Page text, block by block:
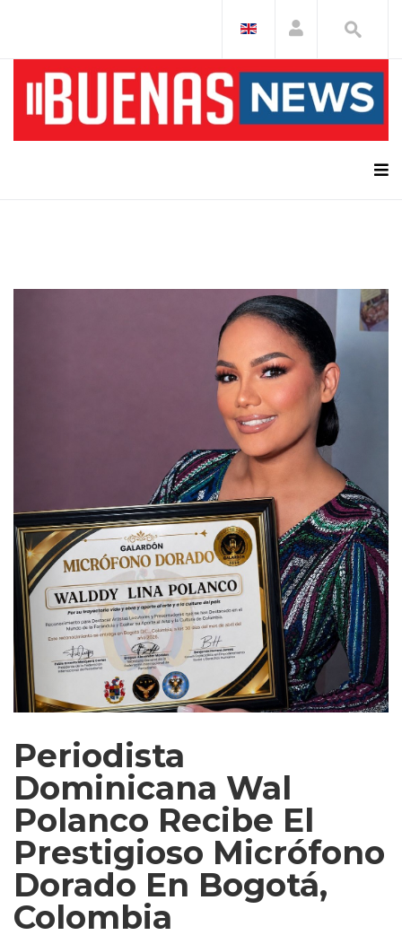
Periodista
Dominicana Wal
Polanco Recibe El
Prestigioso Micrófono
Dorado En Bogotá,
Colombia